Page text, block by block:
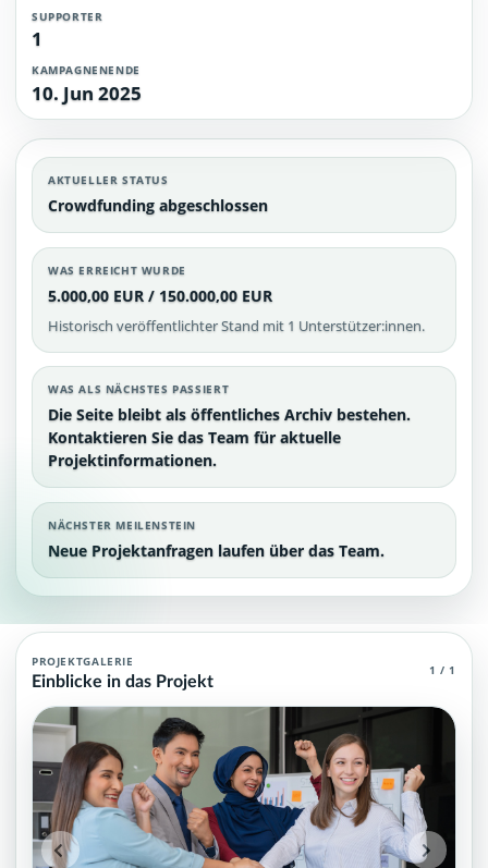
SUPPORTER
1
KAMPAGNENENDE
10. Jun 2025
AKTUELLER STATUS
Crowdfunding abgeschlossen
WAS ERREICHT WURDE
5.000,00 EUR / 150.000,00 EUR
Historisch veröffentlichter Stand mit 1 Unterstützer:innen.
WAS ALS NÄCHSTES PASSIERT
Die Seite bleibt als öffentliches Archiv bestehen.
Kontaktieren Sie das Team für aktuelle
Projektinformationen.
NÄCHSTER MEILENSTEIN
Neue Projektanfragen laufen über das Team.
Voices Unlocked – Digitale Teilhabe für
We build an inclusive, community-driven AI language platform
Projektteam: SupraTix GmbH.
Historischer Finanzierungsstand: 5.000,00 EUR von
Unterstützer:innen: 1. Erreicht: 3 Prozent.
Historisch veröffentlichte Unterstützungsoptionen: 3.
Aktiver Seitenabschnitt: information.
Qualitätssicherung: Kanonische URL, Robots-Angaben,
PROJEKTGALERIE
Einblicke in das Projekt 1 / 1